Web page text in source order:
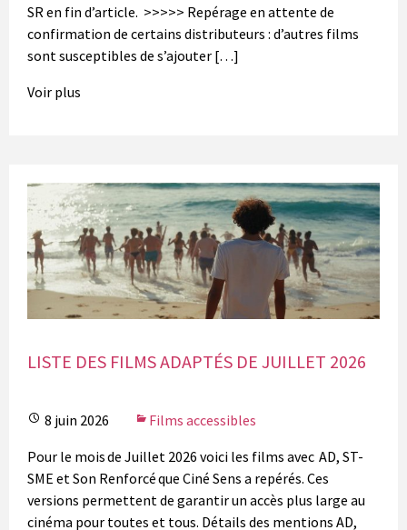
SR en fin d’article. >>>>> Repérage en attente de
confirmation de certains distributeurs : d’autres films
sont susceptibles de s’ajouter […]
Voir plus
LISTE DES FILMS ADAPTÉS DE JUILLET 2026
8 juin 2026
Films accessibles
Pour le mois de Juillet 2026 voici les films avec AD, ST-
SME et Son Renforcé que Ciné Sens a repérés. Ces
versions permettent de garantir un accès plus large au
cinéma pour toutes et tous. Détails des mentions AD,